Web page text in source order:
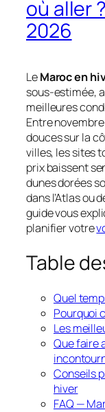
où aller
2026
LeMaroc en
sous-estimée,
meilleures
Entre
douces sur la
villes, les sites
prix baissent
dunes dorées
dans l’Atlas ou
guide vous
planifier votre
Table
Quel
Pourquoi
Les
Que faire
Conseils
hiver
FAQ —